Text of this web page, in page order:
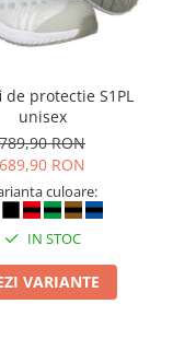
de protectie S1PL
unisex
789,90 RON
689,90 RON
culoare:
IN STOC
VARIANTE